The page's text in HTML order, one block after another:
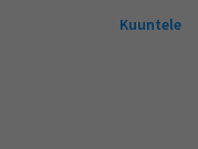
Kuuntele